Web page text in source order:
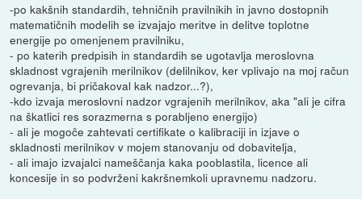
-po kakšnih standardih, tehničnih pravilnikih in javno dostopnih
matematičnih modelih se izvajajo meritve in delitve toplotne
energije po omenjenem pravilniku,
- po katerih predpisih in standardih se ugotavlja meroslovna
skladnost vgrajenih merilnikov (delilnikov, ker vplivajo na moj račun
ogrevanja, bi pričakoval kak nadzor...?),
-kdo izvaja meroslovni nadzor vgrajenih merilnikov, aka "ali je cifra
na škatlici res sorazmerna s porabljeno energijo)
- ali je mogoče zahtevati certifikate o kalibraciji in izjave o
skladnosti merilnikov v mojem stanovanju od dobavitelja,
- ali imajo izvajalci nameščanja kaka pooblastila, licence ali
koncesije in so podvrženi kakršnemkoli upravnemu nadzoru.